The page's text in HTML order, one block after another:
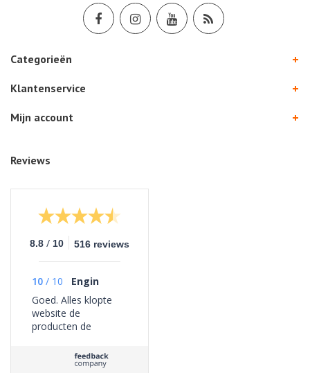
Categorieën
Klantenservice
Mijn account
Reviews
8.8 / 10 516 reviews
10 / 10
Engin
Goed. Alles klopte
website de
producten de
problemen ervaren.